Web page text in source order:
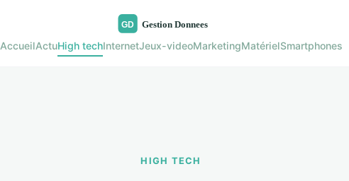
AccueilActuHigh techInternetJeux-videoMarketingMatérielSmartphones
HIGH TECH